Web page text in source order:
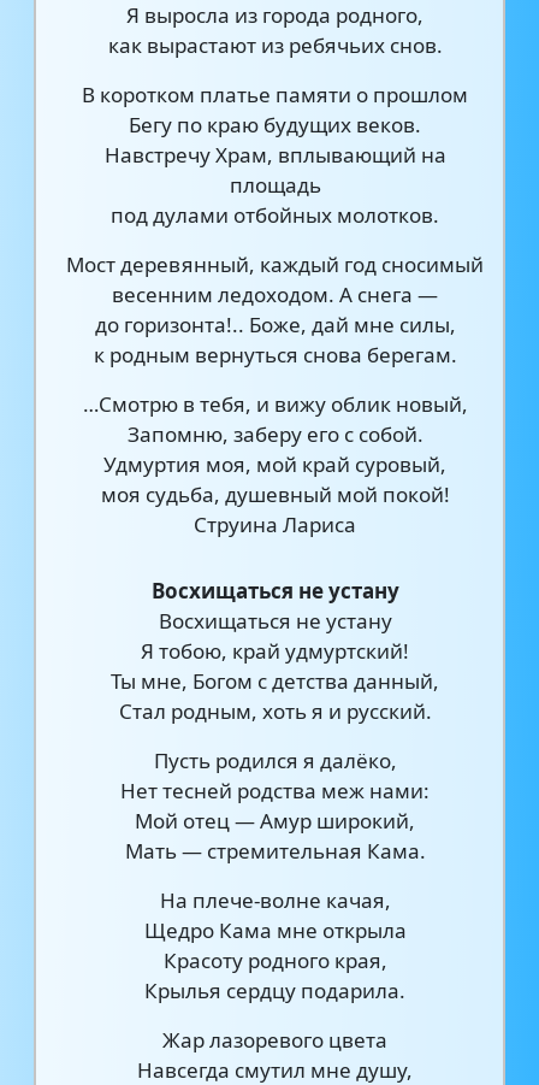
Я выросла из города родного,
как вырастают из ребячьих снов.
В коротком платье памяти о прошлом
Бегу по краю будущих веков.
Навстречу Храм, вплывающий на
площадь
под дулами отбойных молотков.
Мост деревянный, каждый год сносимый
весенним ледоходом. А снега —
до горизонта!.. Боже, дай мне силы,
к родным вернуться снова берегам.
…Смотрю в тебя, и вижу облик новый,
Запомню, заберу его с собой.
Удмуртия моя, мой край суровый,
моя судьба, душевный мой покой!
Струина Лариса
Восхищаться не устану
Восхищаться не устану
Я тобою, край удмуртский!
Ты мне, Богом с детства данный,
Стал родным, хоть я и русский.
Пусть родился я далёко,
Нет тесней родства меж нами:
Мой отец — Амур широкий,
Мать — стремительная Кама.
На плече-волне качая,
Щедро Кама мне открыла
Красоту родного края,
Крылья сердцу подарила.
Жар лазоревого цвета
Навсегда смутил мне душу,